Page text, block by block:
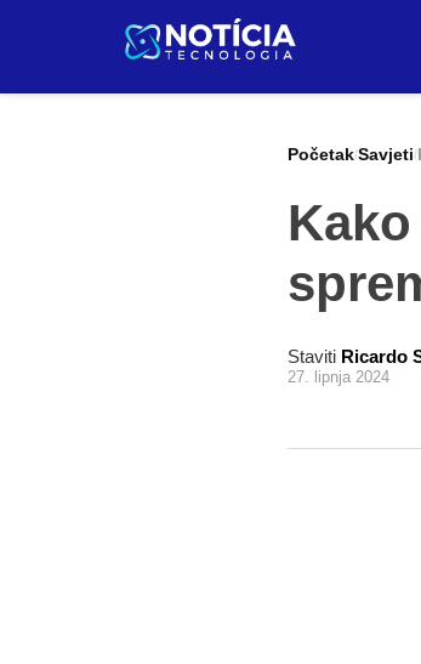
Početak/Savjeti/
Staviti Ricardo
27. lipnja 2024